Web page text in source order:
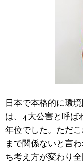
日本で本格的に環
は、4大公害と呼ば
年位でした。ただ
まで関係ないと言
ち考え方が変わり